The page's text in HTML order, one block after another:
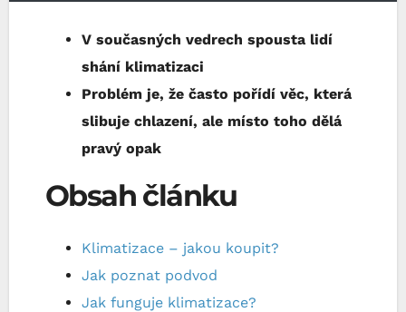
V současných vedrech spousta lidí
shání klimatizaci
Problém je, že často pořídí věc, která
slibuje chlazení, ale místo toho dělá
pravý opak
Obsah článku
Klimatizace – jakou koupit?
Jak poznat podvod
Jak funguje klimatizace?